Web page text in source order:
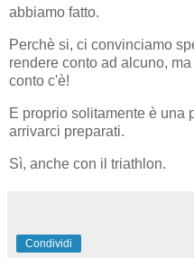
abbiamo fatto.
Perchè si, ci convinciamo
rendere conto ad alcuno,
conto c'è!
E proprio solitamente è
arrivarci preparati.
Sì, anche con il triathlon.
Condividi